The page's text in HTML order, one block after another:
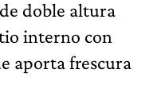
doble altura
interno con
aporta frescura